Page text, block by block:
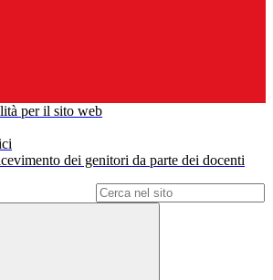
per il sito web
dei genitori da parte dei docenti